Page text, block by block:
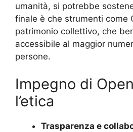
umanità, si potrebbe
finale è che strumenti come
patrimonio collettivo, che
accessibile al maggior
persone.
Impegno di
l’etica
Trasparenza e